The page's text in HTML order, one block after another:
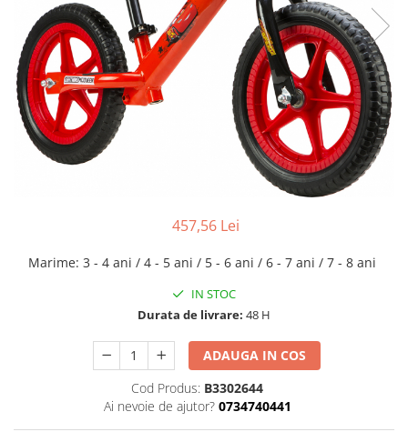
457,56 Lei
Marime: 3 - 4 ani / 4 - 5 ani / 5 - 6 ani / 6 - 7 ani / 7 - 8 ani
IN STOC
Durata de livrare: 48 H
ADAUGA IN COS
Cod Produs: B3302644
Ai nevoie de ajutor? 0734740441